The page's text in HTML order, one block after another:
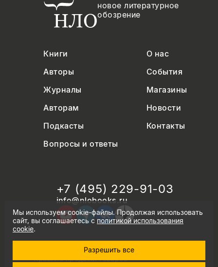
новое литературное
обозрение
Книги
О нас
Авторы
События
Журналы
Магазины
Авторам
Новости
Подкасты
Контакты
Вопросы и ответы
+7 (495) 229-91-03
info@nlobooks.ru
© Новое литературное обозрение. 2026
правила продажи товаров
Мы используем cookie-файлы. Продолжая использовать
сайт, вы соглашаетесь сполитикой использования
cookie.
Разрешить все